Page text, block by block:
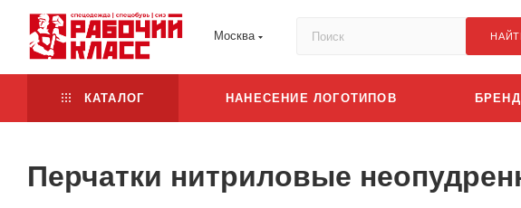
Москва
КАТАЛОГ НАНЕСЕНИЕ ЛОГОТИПОВ
Перчатки нитриловые